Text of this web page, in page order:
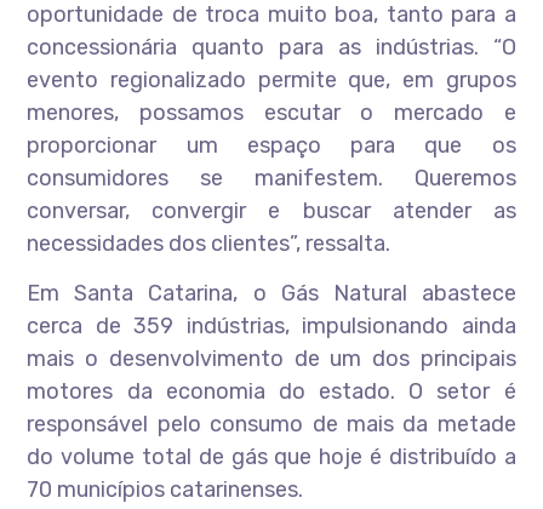
oportunidade de troca muito boa, tanto para a
concessionária quanto para as indústrias. “O
evento regionalizado permite que, em grupos
menores, possamos escutar o mercado e
proporcionar um espaço para que os
consumidores se manifestem. Queremos
conversar, convergir e buscar atender as
necessidades dos clientes”, ressalta.
Em Santa Catarina, o Gás Natural abastece
cerca de 359 indústrias, impulsionando ainda
mais o desenvolvimento de um dos principais
motores da economia do estado. O setor é
responsável pelo consumo de mais da metade
do volume total de gás que hoje é distribuído a
70 municípios catarinenses.